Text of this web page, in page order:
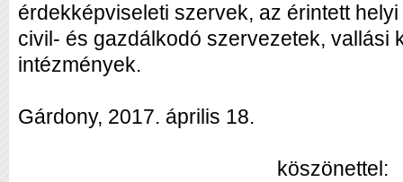
érdekképviseleti szervek, az érintett
civil- és gazdálkodó szervezetek, vallási
intézmények.
Gárdony, 2017. április 18.
köszönettel: